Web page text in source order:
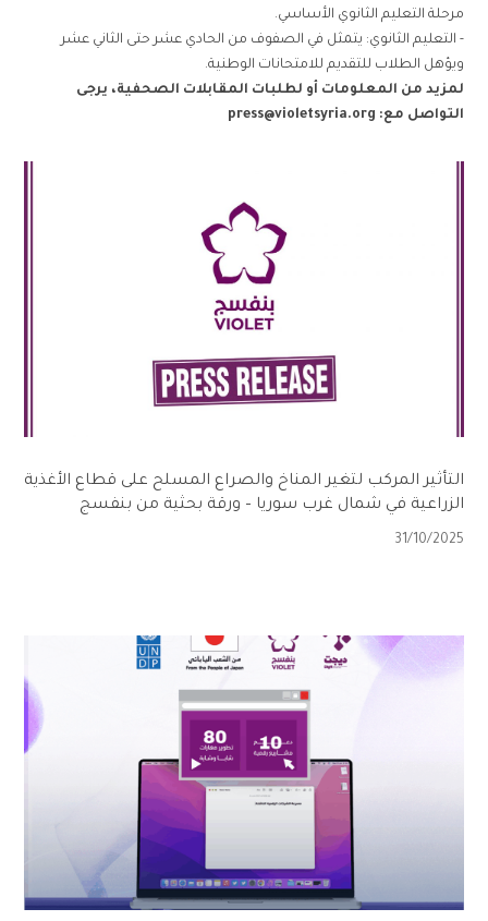
مرحلة التعليم الثانوي الأساسي.
- التعليم الثانوي: يتمثل في الصفوف من الحادي عشر حتى الثاني عشر
ويؤهل الطلاب للتقديم للامتحانات الوطنية.
لمزيد من المعلومات أو لطلبات المقابلات الصحفية، يرجى
التواصل مع: press@violetsyria.org
التأثير المركب لتغير المناخ والصراع المسلح على قطاع الأغذية
الزراعية في شمال غرب سوريا – ورقة بحثية من بنفسج
31/10/2025